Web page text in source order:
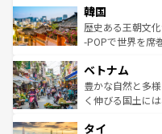
はコンテンツ一覧
いる。アクティ
ビング、ハイキ
い。オーストラ
参照してほしい。
ン）、静ひつな
と山間の静けさ
驚きをもたらし
容にもいいと評
が味
照してほしい。
韓国
歴史ある王朝文
-POPで世界を席
き、地方に足を
できる。そして
まで、さまざま
リティに包まれ
ベトナム
豊かな自然と多
く伸びる国土に
急速な発展と共
タイ